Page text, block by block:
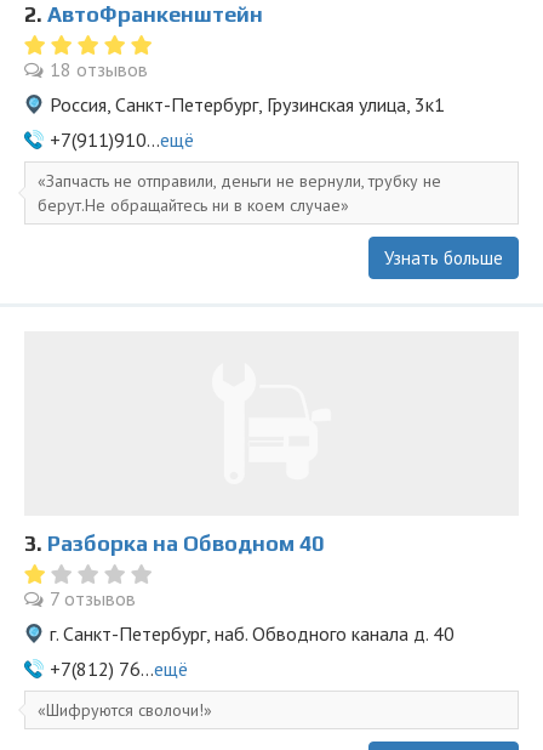
2. АвтоФранкенштейн
18 отзывов
Россия, Санкт-Петербург, Грузинская улица, 3к1
+7(911)910...ещё
Запчасть не отправили, деньги не вернули, трубку не
берут.Не обращайтесь ни в коем случае
Узнать больше
3. Разборка на Обводном 40
7 отзывов
г. Санкт-Петербург, наб. Обводного канала д. 40
+7(812) 76...ещё
Шифруются сволочи!